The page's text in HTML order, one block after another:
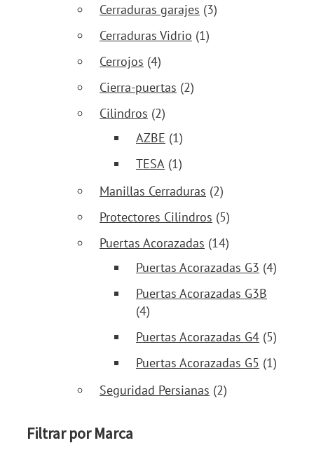
Cerraduras garajes (3)
Cerraduras Vidrio (1)
Cerrojos (4)
Cierra-puertas (2)
Cilindros (2)
AZBE (1)
TESA (1)
Manillas Cerraduras (2)
Protectores Cilindros (5)
Puertas Acorazadas (14)
Puertas Acorazadas G3 (4)
Puertas Acorazadas G3B
(4)
Puertas Acorazadas G4 (5)
Puertas Acorazadas G5 (1)
Seguridad Persianas (2)
Filtrar por Marca